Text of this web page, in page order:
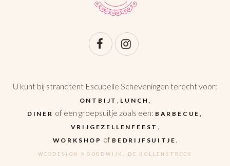
U kunt bij strandtent Escubelle Scheveningen terecht voor:
ONTBIJT, LUNCH,
DINER of een groepsuitje zoals een: BARBECUE,
VRIJGEZELLENFEEST,
WORKSHOP of BEDRIJFSUITJE .
WEBDESIGN NOORDWIJK, DE BOLLENSTREEK